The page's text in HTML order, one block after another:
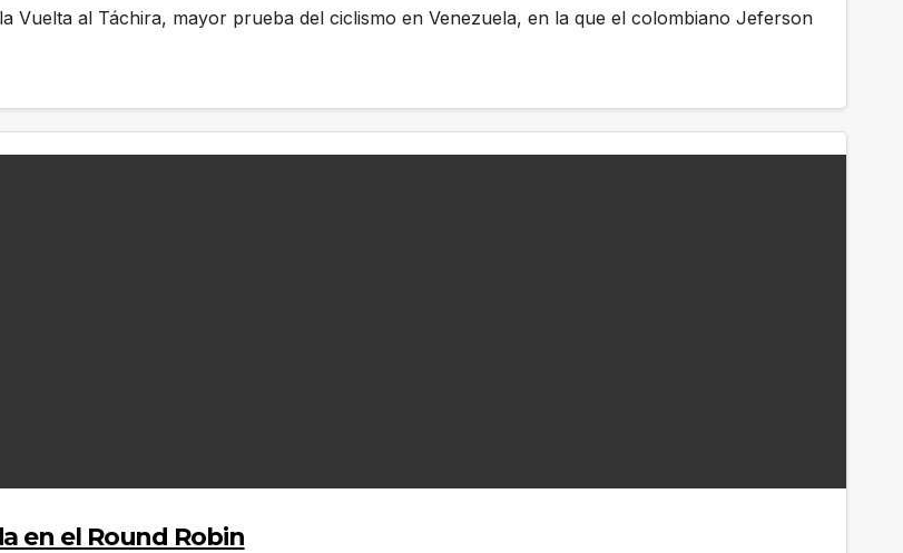
Vuelta al Táchira, mayor prueba del ciclismo en Venezuela, en la que el colombiano Jeferson
en el Round Robin